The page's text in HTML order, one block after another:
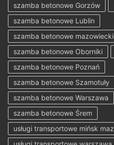
szamba betonowe Gorzów
szamba betonowe Lublin
szamba betonowe
szamba betonowe Oborniki
szamba betonowe Poznań
szamba betonowe Szamotuły
szamba betonowe Warszawa
szamba betonowe Śrem
usługi transportowe mińsk